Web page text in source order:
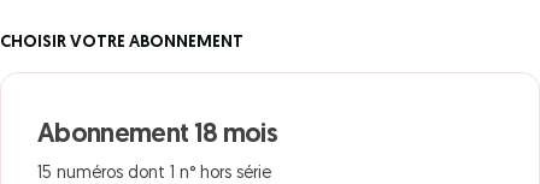
CHOISIR VOTRE ABONNEMENT
Abonnement 18 mois
15 numéros dont 1 n° hors série